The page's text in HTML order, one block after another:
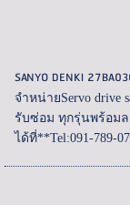
SANYO DENKI
จำหน่ายServo drive
รับซ่อม ทุกรุ่นพร้อม
ได้ที่**Tel:091-789-